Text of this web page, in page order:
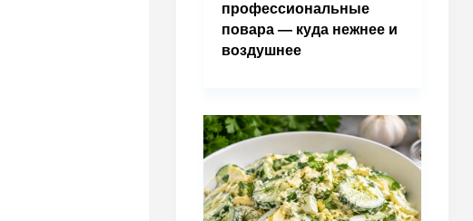
профессиональные
повара — куда нежнее и
воздушнее